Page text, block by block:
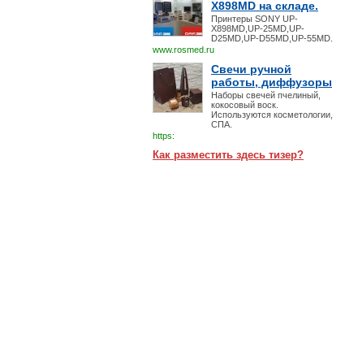
X898MD на складе.
Принтеры SONY UP-
X898MD,UP-25MD,UP-
D25MD,UP-D55MD,UP-55MD.
www.rosmed.ru
Свечи ручной
работы, диффузоры
Наборы свечей пчелиный,
кокосовый воск.
Используются косметологии,
СПА.
https:
Как разместить здесь тизер?